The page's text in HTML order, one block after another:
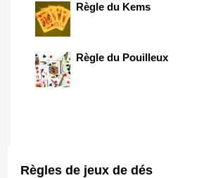
Règle du Kems
Règle du Pouilleux
Règles de jeux de dés